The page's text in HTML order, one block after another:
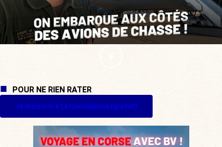
POUR NE RIEN RATER
Je m'inscris à La Quotidienne (gratuit)